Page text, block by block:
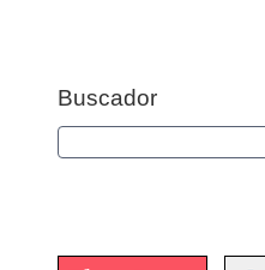
Buscador